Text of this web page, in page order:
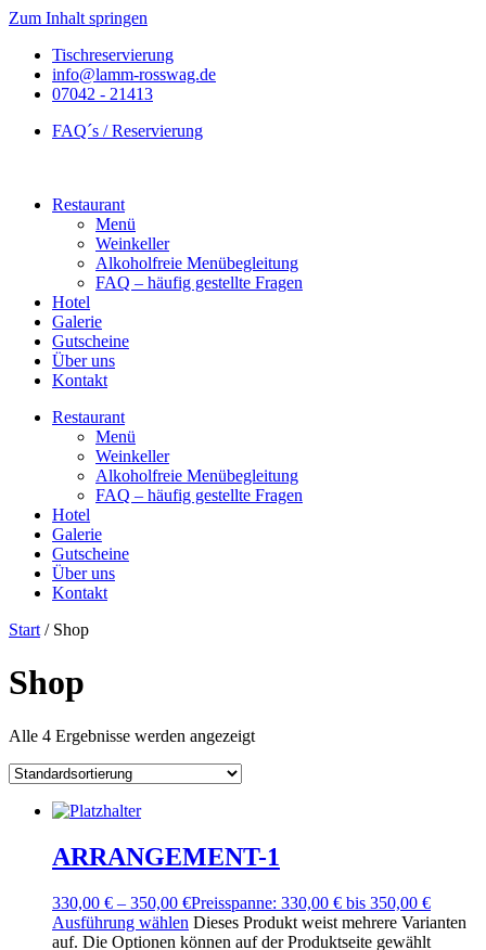
Zum Inhalt springen
Tischreservierung
info@lamm-rosswag.de
07042 - 21413
FAQ´s / Reservierung
Restaurant
Menü
Weinkeller
Alkoholfreie Menübegleitung
FAQ – häufig gestellte Fragen
Hotel
Galerie
Gutscheine
Über uns
Kontakt
Restaurant
Menü
Weinkeller
Alkoholfreie Menübegleitung
FAQ – häufig gestellte Fragen
Hotel
Galerie
Gutscheine
Über uns
Kontakt
Start / Shop
Shop
Alle 4 Ergebnisse werden angezeigt
ARRANGEMENT-1
330,00 € – 350,00 €Preisspanne: 330,00 € bis 350,00 €
Ausführung wählen Dieses Produkt weist mehrere Varianten
auf. Die Optionen können auf der Produktseite gewählt